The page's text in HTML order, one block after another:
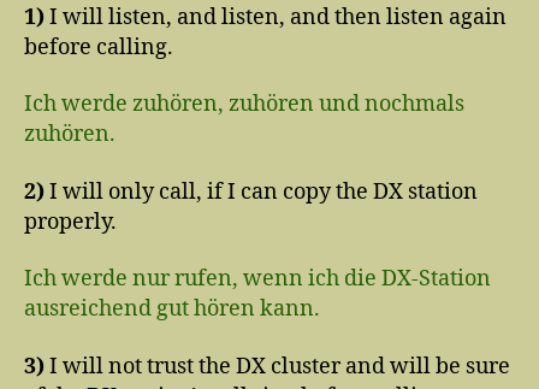
1)I will listen, and listen, and then listen again
before calling.
Ich werde zuhören, zuhören und nochmals
zuhören.
2)I will only call, if I can copy the DX station
properly.
Ich werde nur rufen, wenn ich die DX-Station
ausreichend gut hören kann.
3)I will not trust the DX cluster and will be sure